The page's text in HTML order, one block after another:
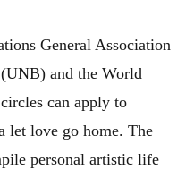
General Association
and the World
can apply to
let love go home. The
personal artistic life